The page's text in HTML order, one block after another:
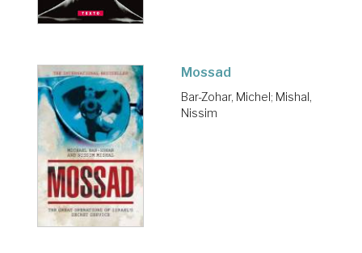
Mossad
Bar-Zohar, Michel ; Mishal,
Nissim